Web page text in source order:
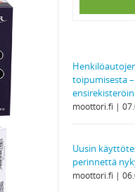
toipumisesta
moottori.fi
Uusin
perinnettä
moottori.fi